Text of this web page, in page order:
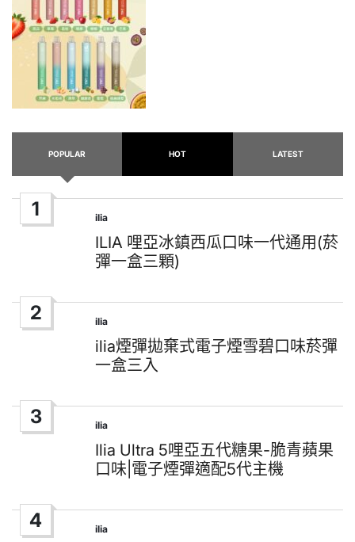
POPULAR HOT LATEST
1
Posted
in
ilia
ILIA 哩亞冰鎮西瓜口味一代通用(菸
彈一盒三顆)
2
Posted
in
ilia
ilia煙彈拋棄式電子煙雪碧口味菸彈
一盒三入
3
Posted
in
ilia
Ilia Ultra 5哩亞五代糖果-脆青蘋果
口味|電子煙彈適配5代主機
4
Posted
ilia